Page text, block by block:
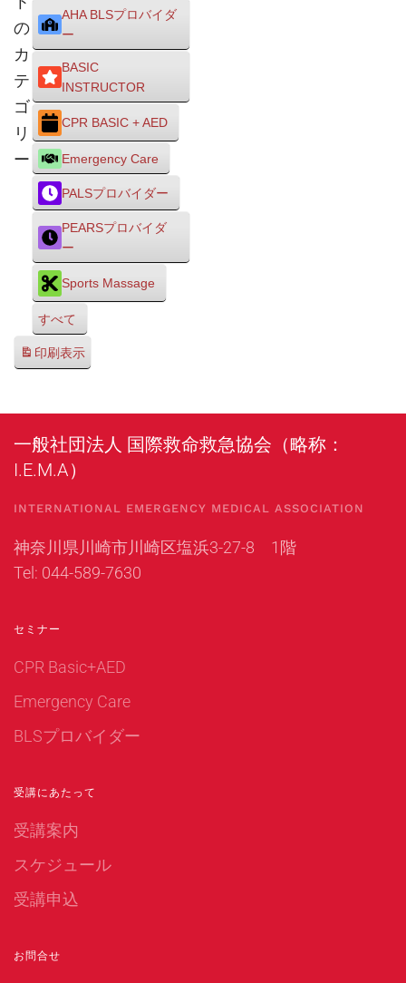
の
カ
テ
ゴ
リ
ー
AHA BLSプロバイダ
ー
BASIC
INSTRUCTOR
CPR BASIC + AED
Emergency Care
PALSプロバイダー
PEARSプロバイダ
ー
Sports Massage
すべて
印刷表示
一般社団法人 国際救命救急協会（略称：
I.E.M.A）
INTERNATIONAL EMERGENCY MEDICAL ASSOCIATION
神奈川県川崎市川崎区塩浜3-27-8 1階
Tel: 044-589-7630
セミナー
CPR Basic+AED
Emergency Care
BLSプロバイダー
受講にあたって
受講案内
スケジュール
受講申込
お問合せ